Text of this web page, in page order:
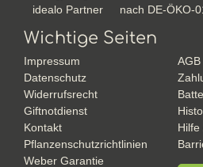
idealo Partner
nach DE-ÖKO-
Wichtige Seiten
Impressum
AGB
Datenschutz
Widerrufsrecht
Giftnotdienst
Kontakt
Hilfe
Pflanzenschutzrichtlinien
Weber Garantie